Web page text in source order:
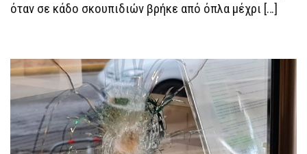
όταν σε κάδο σκουπιδιών βρήκε από όπλα μέχρι […]